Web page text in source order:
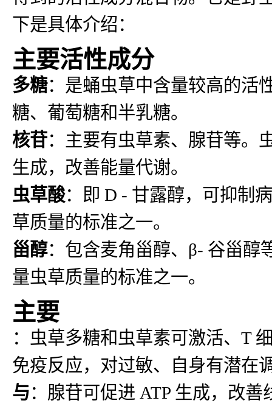
下是具体介绍：
主要活性成分
多糖：是蛹虫草中含量较高的活
糖、葡萄糖和半乳糖。
核苷：主要有虫草素、腺苷等。
生成，改善能量代谢。
虫草酸：即 D - 甘露醇，可抑制
草质量的标准之一。
甾醇：包含麦角甾醇、β- 谷甾醇
量虫草质量的标准之一。
主要
：虫草多糖和虫草素可激活、T
免疫反应，对过敏、自身有潜在
与：腺苷可促进 ATP 生成，改